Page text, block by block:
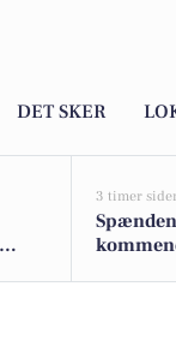
DET SKER
3 timer